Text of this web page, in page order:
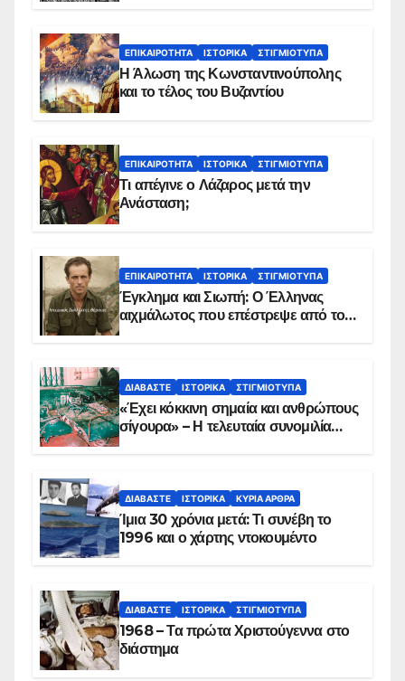
ΕΠΙΚΑΙΡΌΤΗΤΑ ΙΣΤΟΡΙΚΆ ΣΤΙΓΜΙΌΤΥΠΑ
Η Άλωση της Κωνσταντινούπολης
και το τέλος του Βυζαντίου
ΕΠΙΚΑΙΡΌΤΗΤΑ ΙΣΤΟΡΙΚΆ ΣΤΙΓΜΙΌΤΥΠΑ
Τι απέγινε ο Λάζαρος μετά την
Ανάσταση;
ΕΠΙΚΑΙΡΌΤΗΤΑ ΙΣΤΟΡΙΚΆ ΣΤΙΓΜΙΌΤΥΠΑ
Έγκλημα και Σιωπή: Ο Έλληνας
αιχμάλωτος που επέστρεψε από το
ΔΙΑΒΆΣΤΕ ΙΣΤΟΡΙΚΆ ΣΤΙΓΜΙΌΤΥΠΑ
«Έχει κόκκινη σημαία και ανθρώπους
σίγουρα» – Η τελευταία συνομιλία
ΔΙΑΒΆΣΤΕ ΙΣΤΟΡΙΚΆ ΚΥΡΙΑ ΑΡΘΡΑ
Ίμια 30 χρόνια μετά: Τι συνέβη το
1996 και ο χάρτης ντοκουμέντο
ΔΙΑΒΆΣΤΕ ΙΣΤΟΡΙΚΆ ΣΤΙΓΜΙΌΤΥΠΑ
1968 – Τα πρώτα Χριστούγεννα στο
διάστημα